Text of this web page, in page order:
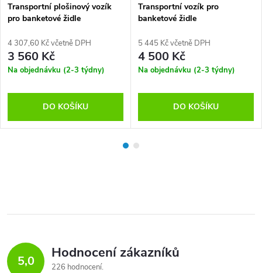
Transportní plošinový vozík
pro banketové židle
4 307,60 Kč včetně DPH
3 560 Kč
Na objednávku (2-3 týdny)
DO KOŠÍKU
Transportní vozík pro
banketové židle
5 445 Kč včetně DPH
4 500 Kč
Na objednávku (2-3 týdny)
DO KOŠÍKU
5,0 Hodnocení zákazníků
226 hodnocení